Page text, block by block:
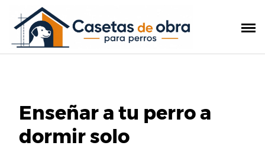
contenido
Enseñar a tu perro a
dormir solo